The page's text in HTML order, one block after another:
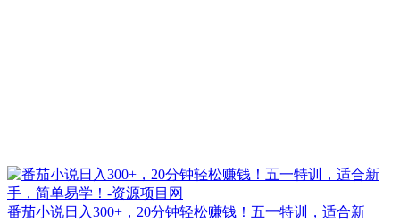
番茄小说日入300+，20分钟轻松赚钱！五一特训，适合新